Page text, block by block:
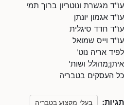
עו"ד מגשרת ונוטריון ברוך תמי
עו"ד אגמון יונתן
עו"ד חדד סיגלית
עו"ד וייס שמואל
לפיד אריה נוט'
איתן;מהולל ושות'
כל העסקים בטבריה
תגיות: בעלי מקצוע בטבריה